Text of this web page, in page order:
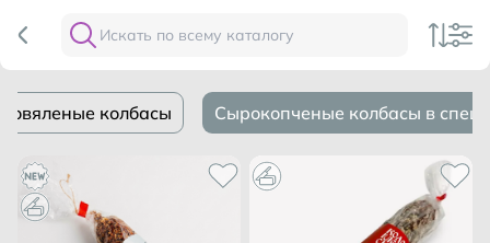
колбасы Сырокопченые колбасы в